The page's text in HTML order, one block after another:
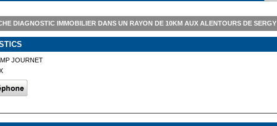
DIAGNOSTIC IMMOBILIER DANS UN RAYON DE 10KM AUX ALENTOURS DE SERGY
JOURNET